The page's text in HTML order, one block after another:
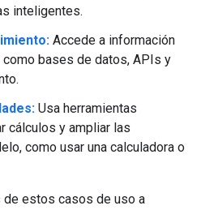
inteligentes.
Accede a información
bases de datos, APIs y
Usa herramientas
cálculos y ampliar las
como usar una calculadora o
estos casos de uso a